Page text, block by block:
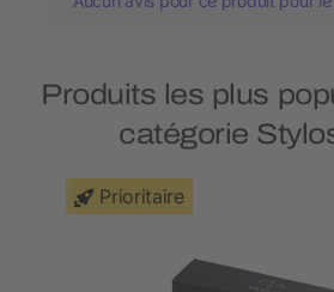
Produits les plus
catégorie
Prioritaire